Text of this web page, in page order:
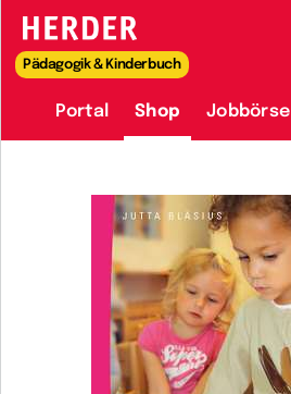
HERDER-MENÜ
Pädagogik & Kinderbuch
Portal Shop Jobbörse